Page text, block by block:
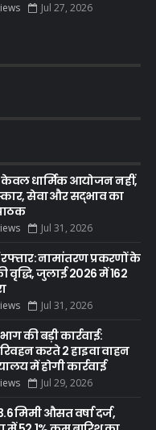
Jul 27, 2026
धार्मिक आयोजन नहीं,
सेवा और सद्भाव का
Jul 31, 2026
नामांतरण प्रकरणों के
वृद्धि, जुलाई 2026 में 162
Jul 31, 2026
की बड़ी कार्रवाई:
करते 2 हाइवा वाहन
में होगी कार्रवाई
Jul 29, 2026
मिमी औसत वर्षा दर्ज,